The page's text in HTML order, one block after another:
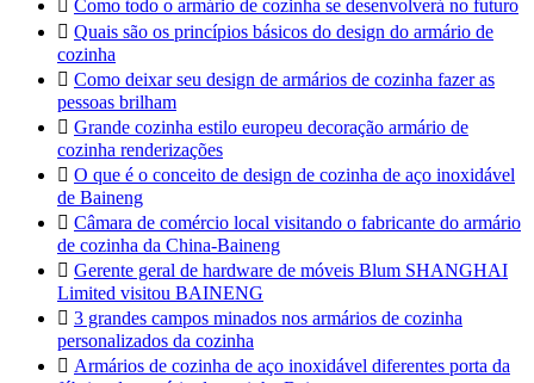
 Como todo o armário de cozinha se desenvolverá no futuro
 Quais são os princípios básicos do design do armário de
cozinha
 Como deixar seu design de armários de cozinha fazer as
pessoas brilham
 Grande cozinha estilo europeu decoração armário de
cozinha renderizações
 O que é o conceito de design de cozinha de aço inoxidável
de Baineng
 Câmara de comércio local visitando o fabricante do armário
de cozinha da China-Baineng
 Gerente geral de hardware de móveis Blum SHANGHAI
Limited visitou BAINENG
 3 grandes campos minados nos armários de cozinha
personalizados da cozinha
 Armários de cozinha de aço inoxidável diferentes porta da